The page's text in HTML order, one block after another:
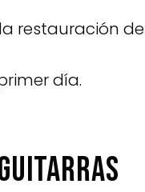
restauración de
día.